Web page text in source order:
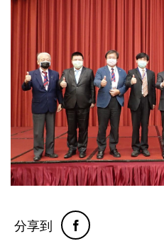
分享到